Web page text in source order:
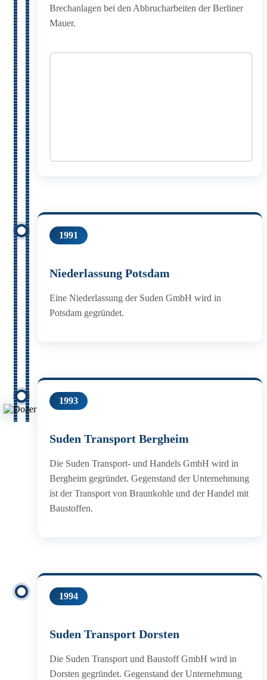
Brechanlagen bei den Abbrucharbeiten der Berliner
Mauer.
1991
Niederlassung Potsdam
Eine Niederlassung der Suden GmbH wird in
Potsdam gegründet.
1993
Suden Transport Bergheim
Die Suden Transport- und Handels GmbH wird in
Bergheim gegründet. Gegenstand der Unternehmung
ist der Transport von Braunkohle und der Handel mit
Baustoffen.
1994
Suden Transport Dorsten
Die Suden Transport und Baustoff GmbH wird in
Dorsten gegründet. Gegenstand der Unternehmung